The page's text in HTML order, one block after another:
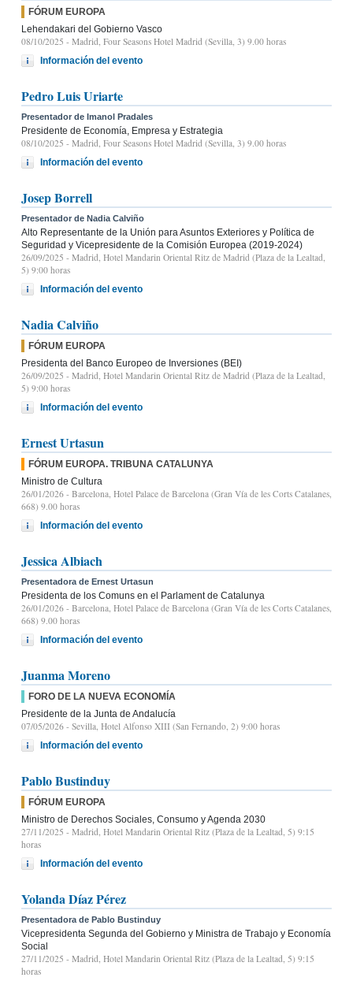
FÓRUM EUROPA
Lehendakari del Gobierno Vasco
08/10/2025 - Madrid, Four Seasons Hotel Madrid (Sevilla, 3) 9.00 horas
Información del evento
Pedro Luis Uriarte
Presentador de Imanol Pradales
Presidente de Economía, Empresa y Estrategia
08/10/2025 - Madrid, Four Seasons Hotel Madrid (Sevilla, 3) 9.00 horas
Información del evento
Josep Borrell
Presentador de Nadia Calviño
Alto Representante de la Unión para Asuntos Exteriores y Política de
Seguridad y Vicepresidente de la Comisión Europea (2019-2024)
26/09/2025 - Madrid, Hotel Mandarin Oriental Ritz de Madrid (Plaza de la Lealtad,
5) 9:00 horas
Información del evento
Nadia Calviño
FÓRUM EUROPA
Presidenta del Banco Europeo de Inversiones (BEI)
26/09/2025 - Madrid, Hotel Mandarin Oriental Ritz de Madrid (Plaza de la Lealtad,
5) 9:00 horas
Información del evento
Ernest Urtasun
FÓRUM EUROPA. TRIBUNA CATALUNYA
Ministro de Cultura
26/01/2026 - Barcelona, Hotel Palace de Barcelona (Gran Vía de les Corts Catalanes,
668) 9.00 horas
Información del evento
Jessica Albiach
Presentadora de Ernest Urtasun
Presidenta de los Comuns en el Parlament de Catalunya
26/01/2026 - Barcelona, Hotel Palace de Barcelona (Gran Vía de les Corts Catalanes,
668) 9.00 horas
Información del evento
Juanma Moreno
FORO DE LA NUEVA ECONOMÍA
Presidente de la Junta de Andalucía
07/05/2026 - Sevilla, Hotel Alfonso XIII (San Fernando, 2) 9:00 horas
Información del evento
Pablo Bustinduy
FÓRUM EUROPA
Ministro de Derechos Sociales, Consumo y Agenda 2030
27/11/2025 - Madrid, Hotel Mandarin Oriental Ritz (Plaza de la Lealtad, 5) 9:15
horas
Información del evento
Yolanda Díaz Pérez
Presentadora de Pablo Bustinduy
Vicepresidenta Segunda del Gobierno y Ministra de Trabajo y Economía
Social
27/11/2025 - Madrid, Hotel Mandarin Oriental Ritz (Plaza de la Lealtad, 5) 9:15
horas